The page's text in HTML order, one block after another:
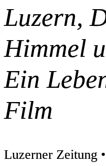
Luzern,
Himmel
Ein
Film
Luzerner Zeitung